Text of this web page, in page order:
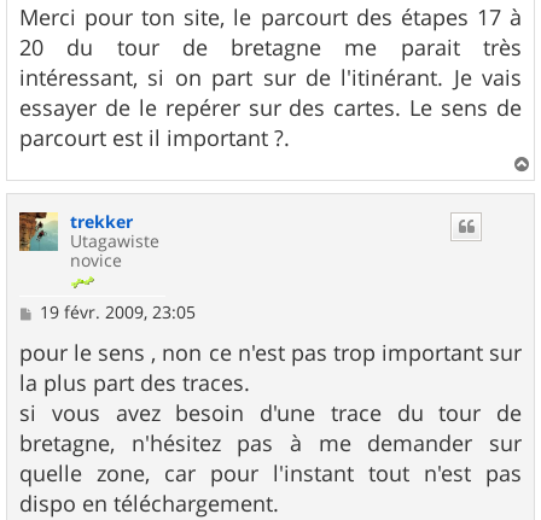
s
s
a
g
e
Merci pour ton site, le parcourt des étapes 17 à
20 du tour de bretagne me parait très
intéressant, si on part sur de l'itinérant. Je vais
essayer de le repérer sur des cartes. Le sens de
parcourt est il important ?.
a
trekker
Utagawiste
novice
M
s
s
a
g
e
19 févr. 2009, 23:05
pour le sens , non ce n'est pas trop important sur
la plus part des traces.
si vous avez besoin d'une trace du tour de
bretagne, n'hésitez pas à me demander sur
quelle zone, car pour l'instant tout n'est pas
dispo en téléchargement.